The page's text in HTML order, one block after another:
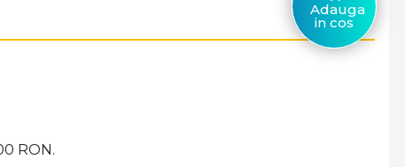
Adauga
in cos
RON.